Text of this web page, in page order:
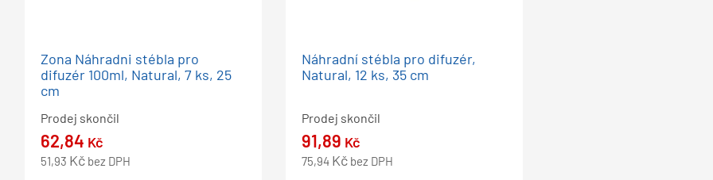
Zona Náhradni stébla pro
difuzér 100ml, Natural, 7 ks, 25
cm
Prodej skončil
62,84 Kč
51,93 Kč bez DPH
Náhradní stébla pro difuzér,
Natural, 12 ks, 35 cm
Prodej skončil
91,89 Kč
75,94 Kč bez DPH